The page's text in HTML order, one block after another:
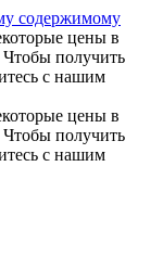
содержимому
цены в
Чтобы получить
с нашим
цены в
Чтобы получить
с нашим